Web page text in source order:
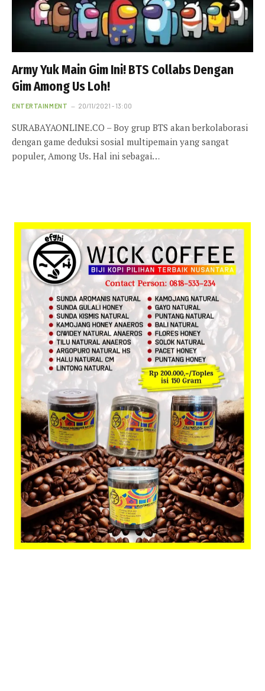
Army Yuk Main Gim Ini! BTS Collabs Dengan
Gim Among Us Loh!
ENTERTAINMENT 20/11/2021 - 13:00
SURABAYAONLINE.CO – Boy grup BTS akan berkolaborasi
dengan game deduksi sosial multipemain yang sangat
populer, Among Us. Hal ini sebagai…